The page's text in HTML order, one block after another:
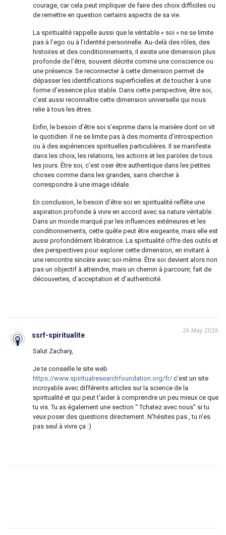
courage, car cela peut impliquer de faire des choix difficiles ou
de remettre en question certains aspects de sa vie.
La spiritualité rappelle aussi que le véritable « soi » ne se limite
pas à l’ego ou à l’identité personnelle. Au-delà des rôles, des
histoires et des conditionnements, il existe une dimension plus
profonde de l’être, souvent décrite comme une conscience ou
une présence. Se reconnecter à cette dimension permet de
dépasser les identifications superficielles et de toucher à une
forme d’essence plus stable. Dans cette perspective, être soi,
c’est aussi reconnaître cette dimension universelle qui nous
relie à tous les êtres.
Enfin, le besoin d’être soi s’exprime dans la manière dont on vit
le quotidien. Il ne se limite pas à des moments d’introspection
ou à des expériences spirituelles particulières. Il se manifeste
dans les choix, les relations, les actions et les paroles de tous
les jours. Être soi, c’est oser être authentique dans les petites
choses comme dans les grandes, sans chercher à
correspondre à une image idéale.
En conclusion, le besoin d’être soi en spiritualité reflète une
aspiration profonde à vivre en accord avec sa nature véritable.
Dans un monde marqué par les influences extérieures et les
conditionnements, cette quête peut être exigeante, mais elle est
aussi profondément libératrice. La spiritualité offre des outils et
des perspectives pour explorer cette dimension, en invitant à
une rencontre sincère avec soi-même. Être soi devient alors non
pas un objectif à atteindre, mais un chemin à parcourir, fait de
découvertes, d’acceptation et d’authenticité.
ssrf-spiritualite
26 May 2026
Salut Zachary,
Je te conseille le site web
https://www.spiritualresearchfoundation.org/fr/ c'est un site
incroyable avec différents articles sur la science de la
spiritualité et qui peut t'aider à comprendre un peu mieux ce que
tu vis. Tu as également une section “ Tchatez avec nous” si tu
veux poser des questions directement. N'hésites pas , tu n'es
pas seul à vivre ça :)